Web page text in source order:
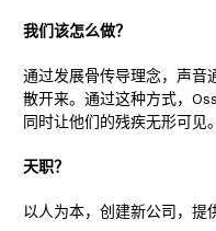
我们该怎么做？
通过发展骨传导理念，声音
散开来。通过这种方式，
同时让他们的残疾无形可见
天职？
以人为本，创建新公司，提